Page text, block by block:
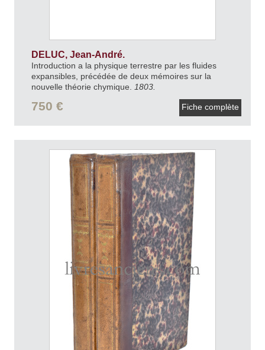
DELUC, Jean-André.
Introduction a la physique terrestre par les fluides
expansibles, précédée de deux mémoires sur la
nouvelle théorie chymique.
1803.
750 € Fiche complète